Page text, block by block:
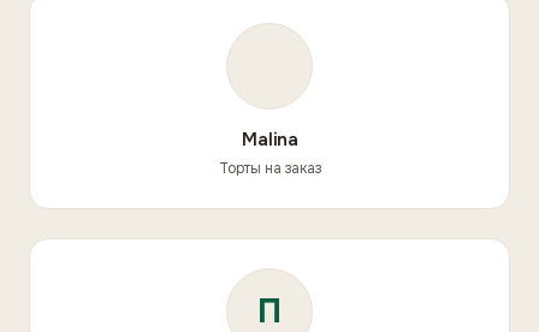
Malina
Торты на заказ
П